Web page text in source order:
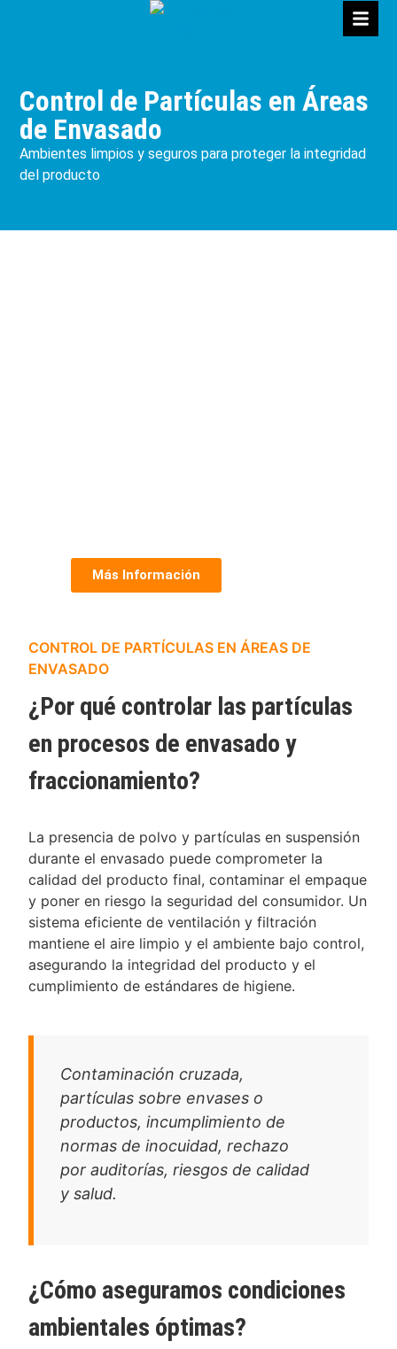
Control de Partículas en Áreas
de Envasado
Ambientes limpios y seguros para proteger la integridad
del producto
Más Información
CONTROL DE PARTÍCULAS EN ÁREAS DE
ENVASADO
¿Por qué controlar las partículas
en procesos de envasado y
fraccionamiento?
La presencia de polvo y partículas en suspensión
durante el envasado puede comprometer la
calidad del producto final, contaminar el empaque
y poner en riesgo la seguridad del consumidor. Un
sistema eficiente de ventilación y filtración
mantiene el aire limpio y el ambiente bajo control,
asegurando la integridad del producto y el
cumplimiento de estándares de higiene.
Contaminación cruzada,
partículas sobre envases o
productos, incumplimiento de
normas de inocuidad, rechazo
por auditorías, riesgos de calidad
y salud.
¿Cómo aseguramos condiciones
ambientales óptimas?